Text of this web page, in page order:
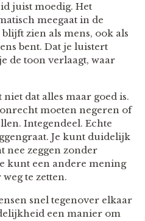
juist moedig. Het
meegaat in de
zien als mens, ook als
bent. Dat je luistert
de toon verlaagt, waar
dat alles maar goed is.
moeten negeren of
Integendeel. Echte
Je kunt duidelijk
nee zeggen zonder
kunt een andere mening
te zetten.
snel tegenover elkaar
een manier om